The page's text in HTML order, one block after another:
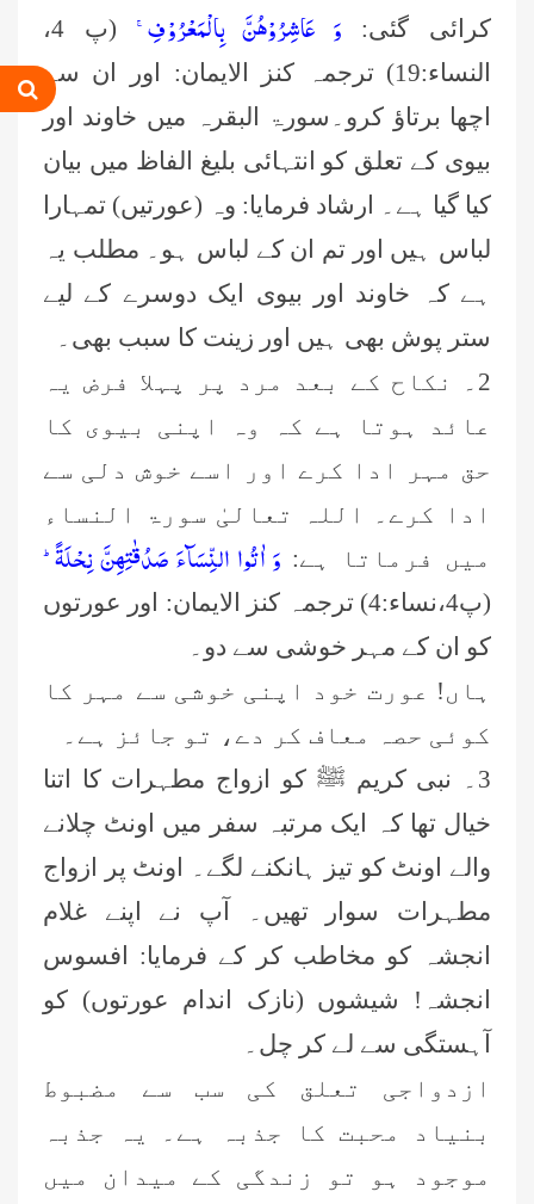
کرائی گئی: وَ عَاشِرُوْهُنَّ بِالْمَعْرُوْفِۚ-
(پ 4،
النساء:19) ترجمہ کنز الایمان: اور ان سے
اچھا برتاؤ کرو۔سورۃ البقرہ میں خاوند اور
بیوی کے تعلق کو انتہائی بلیغ الفاظ میں بیان
کیا گیا ہے۔ ارشاد فرمایا: وہ (عورتیں) تمہارا
لباس ہیں اور تم ان کے لباس ہو۔ مطلب یہ
ہے کہ خاوند اور بیوی ایک دوسرے کے لیے
ستر پوش بھی ہیں اور زینت کا سبب بھی۔
2۔ نکاح کے بعد مرد پر پہلا فرض یہ
عائد ہوتا ہے کہ وہ اپنی بیوی کا
حق مہر ادا کرے اور اسے خوش دلی سے
ادا کرے۔ اللہ تعالیٰ سورۃ النساء
میں فرماتا ہے: وَ اٰتُوا النِّسَآءَ صَدُقٰتِهِنَّ نِحْلَةًؕ-
(پ4،نساء:4) ترجمہ کنز الایمان: اور عورتوں
کو ان کے مہر خوشی سے دو۔
ہاں! عورت خود اپنی خوشی سے مہر کا
کوئی حصہ معاف کر دے، تو جائز ہے۔
3۔ نبی کریم ﷺ کو ازواج مطہرات کا اتنا
خیال تھا کہ ایک مرتبہ سفر میں اونٹ چلانے
والے اونٹ کو تیز ہانکنے لگے۔ اونٹ پر ازواج
مطہرات سوار تھیں۔ آپ نے اپنے غلام
انجشہ کو مخاطب کر کے فرمایا: افسوس
انجشہ! شیشوں (نازک اندام عورتوں) کو
آہستگی سے لے کر چل۔
ازدواجی تعلق کی سب سے مضبوط
بنیاد محبت کا جذبہ ہے۔ یہ جذبہ
موجود ہو تو زندگی کے میدان میں